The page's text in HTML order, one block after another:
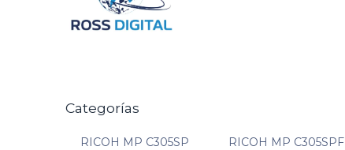
Categorías
RICOH MP C305SP RICOH MP C305SPF